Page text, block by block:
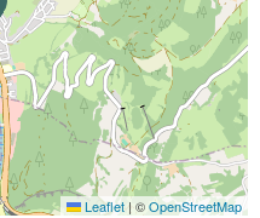
Leaflet | ©OpenStreetMap